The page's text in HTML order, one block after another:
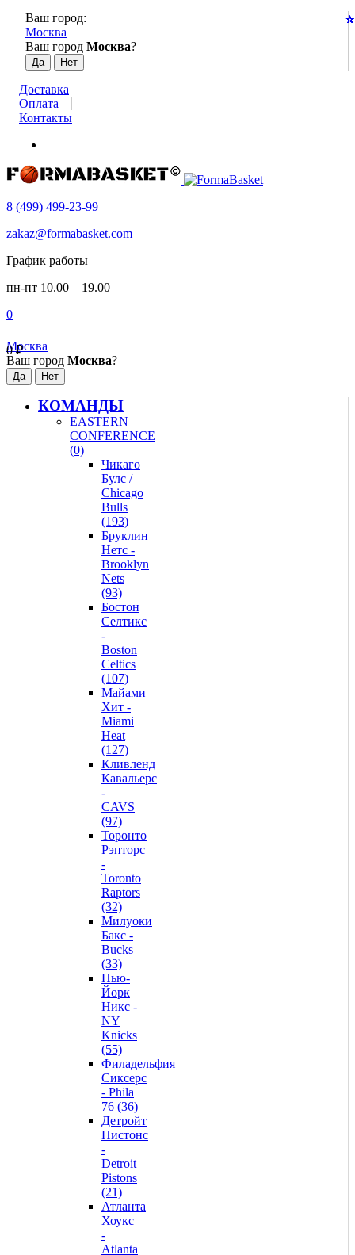
Ваш город:
Москва
Ваш город Москва?
Доставка
Оплата
Контакты
8 (499) 499-23-99
zakaz@formabasket.com
График работы
пн-пт 10.00 – 19.00
0
0₽
Москва
Ваш город Москва?
КОМАНДЫ
EASTERN
CONFERENCE
(0)
Чикаго
Булс /
Chicago
Bulls
(193)
Бруклин
Нетс -
Brooklyn
Nets
(93)
Бостон
Селтикс
-
Boston
Celtics
(107)
Майами
Хит -
Miami
Heat
(127)
Кливленд
Кавальерс
-
CAVS
(97)
Торонто
Рэпторс
-
Toronto
Raptors
(32)
Милуоки
Бакс -
Bucks
(33)
Нью-
Йорк
Никс -
NY
Knicks
(55)
Филадельфия
Сиксерс
- Phila
76 (36)
Детройт
Пистонс
-
Detroit
Pistons
(21)
Атланта
Хоукс
-
Atlanta
⭐
⭐
⭐
⭐
⭐
⭐
⭐
⭐
⭐
⭐
⭐
⭐
⭐
⭐
⭐
⭐
⭐
⭐
⭐
⭐
⭐
⭐
⭐
⭐